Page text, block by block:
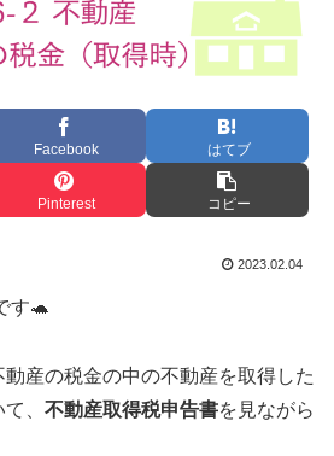
Facebook はてブ
Pinterest コピー
2023.02.04
す🐢
産の税金の中の不動産を取得した
、 不動産取得税申告書を見ながら